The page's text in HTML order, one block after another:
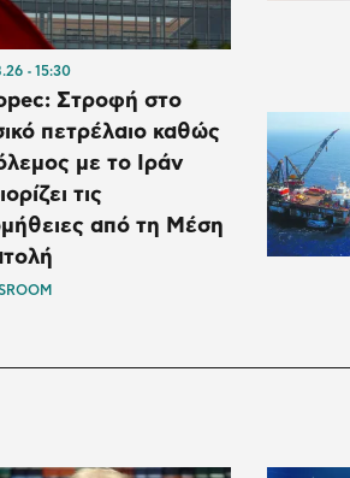
15:30
Στροφή στο
πετρέλαιο καθώς
με το Ιράν
τις
από τη Μέση